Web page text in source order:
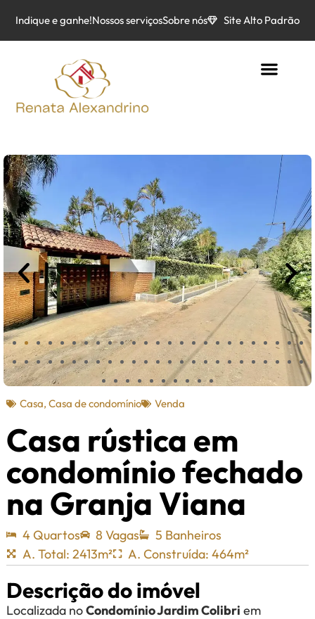
Indique e ganhe!Nossos serviçosSobre nós Site Alto Padrão
Casa, Casa de condomínio Venda
Casa rústica em
condomínio fechado
na Granja Viana
4 Quartos 8 Vagas
5 Banheiros
A. Total: 2413m²
A. Construída: 464m²
Descrição do imóvel
Localizada noCondomínio Jardim Colibri em